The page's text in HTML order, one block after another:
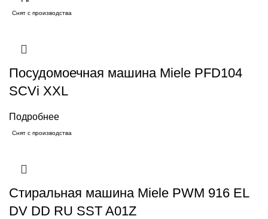
Снят с производства
Посудомоечная машина Miele PFD104
SCVi XXL
Подробнее
Снят с производства
Стиральная машина Miele PWM 916 EL
DV DD RU SST A01Z